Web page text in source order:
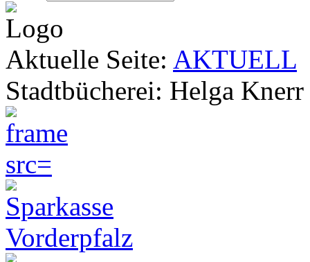
Aktuelle Seite: AKTUELL
Stadtbücherei: Helga